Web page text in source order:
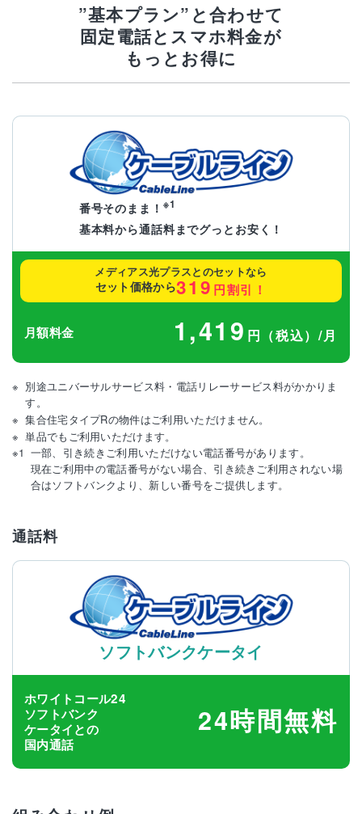
”基本プラン”と合わせて
固定電話とスマホ料金が
もっとお得に
番号そのまま！ ※1
基本料から通話料までグっとお安く！
メディアス光プラスとのセットなら
セット価格から319 円割引！
月額料金 1,419 円（税込）/月
別途ユニバーサルサービス料・電話リレーサービス料がかかりま
す。
集合住宅タイプRの物件はご利用いただけません。
単品でもご利用いただけます。
一部、引き続きご利用いただけない電話番号があります。
現在ご利用中の電話番号がない場合、引き続きご利用されない場
合はソフトバンクより、新しい番号をご提供します。
通話料
ソフトバンクケータイ
ホワイトコール24
ソフトバンク
ケータイとの
国内通話
24時間無料